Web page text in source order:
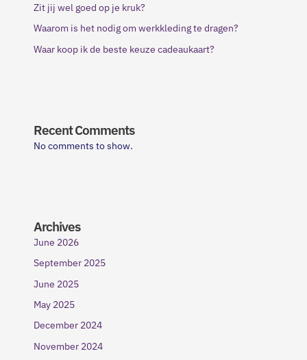
Zit jij wel goed op je kruk?
Waarom is het nodig om werkkleding te dragen?
Waar koop ik de beste keuze cadeaukaart?
Recent Comments
No comments to show.
Archives
June 2026
September 2025
June 2025
May 2025
December 2024
November 2024